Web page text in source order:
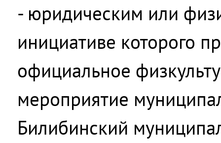
- юридическим или
инициативе которого
официальное
мероприятие
Билибинский